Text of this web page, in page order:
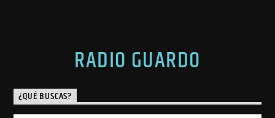
RADIO GUARDO
¿QUÉ BUSCAS?